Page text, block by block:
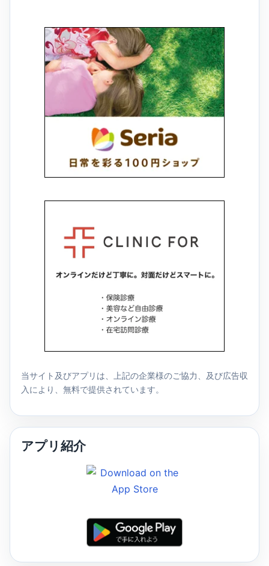
当サイト及びアプリは、上記の企業様のご協力、及び広告収
入により、無料で提供されています。
アプリ紹介